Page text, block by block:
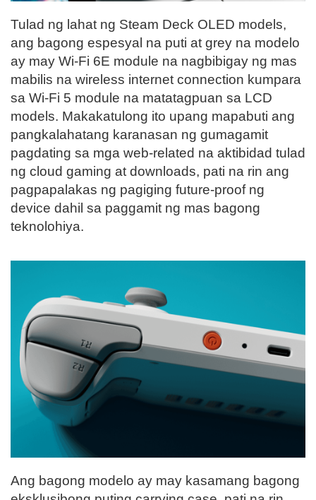
Tulad ng lahat ng Steam Deck OLED models,
ang bagong espesyal na puti at grey na modelo
ay may Wi-Fi 6E module na nagbibigay ng mas
mabilis na wireless internet connection kumpara
sa Wi-Fi 5 module na matatagpuan sa LCD
models. Makakatulong ito upang mapabuti ang
pangkalahatang karanasan ng gumagamit
pagdating sa mga web-related na aktibidad tulad
ng cloud gaming at downloads, pati na rin ang
pagpapalakas ng pagiging future-proof ng
device dahil sa paggamit ng mas bagong
teknolohiya.
Ang bagong modelo ay may kasamang bagong